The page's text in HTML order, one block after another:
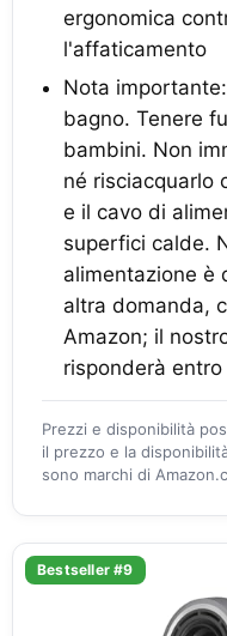
ergonomica
l'affaticamento
Nota
bagno. Tenere
bambini. Non
né risciacquarlo
e il cavo di
superfici calde.
alimentazione è
altra domanda,
Amazon; il
risponderà
Prezzi e disponibilità
il prezzo e la
sono marchi di
Bestseller #9